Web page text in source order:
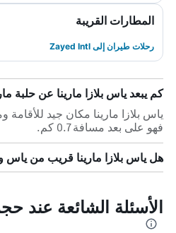
المطارات القريبة
رحلات طيران إلى Zayed Intl
كم يبعد ياس بلازا مارينا عن حلبة
ياس بلازا مارينا مكان جيد
فهو على بعد مسافة 0.7 كم.
هل ياس بلازا مارينا قريب من ياس
الأسئلة الشائعة عند